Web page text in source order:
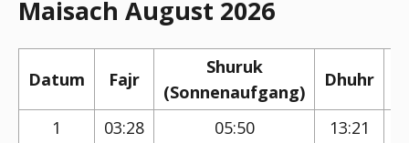
Maisach August 2026
Datum Fajr
Shuruk
(Sonnenaufgang)
Dhuhr
1
03:28 05:50 13:21